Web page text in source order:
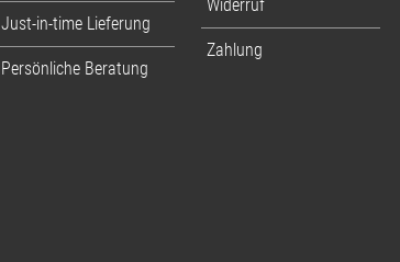
Just-in-time Lieferung
Persönliche Beratung
Widerruf
Zahlung